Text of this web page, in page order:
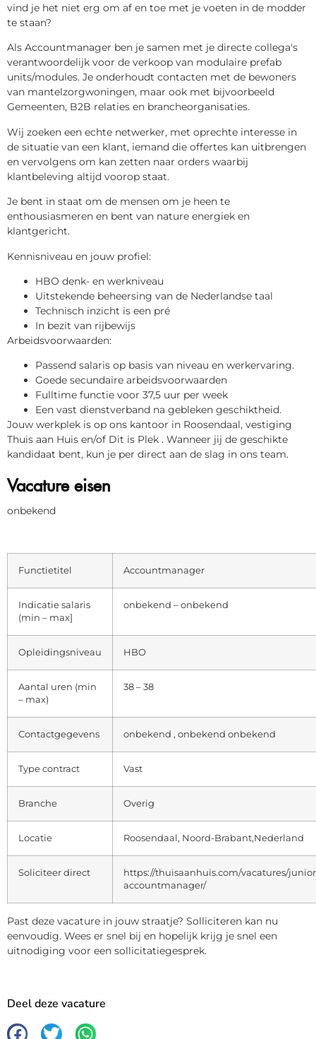
vind je het niet erg om af en toe met je voeten in de modder
te staan?
Als Accountmanager ben je samen met je directe collega's
verantwoordelijk voor de verkoop van modulaire prefab
units/modules. Je onderhoudt contacten met de bewoners
van mantelzorgwoningen, maar ook met bijvoorbeeld
Gemeenten, B2B relaties en brancheorganisaties.
Wij zoeken een echte netwerker, met oprechte interesse in
de situatie van een klant, iemand die offertes kan uitbrengen
en vervolgens om kan zetten naar orders waarbij
klantbeleving altijd voorop staat.
Je bent in staat om de mensen om je heen te
enthousiasmeren en bent van nature energiek en
klantgericht.
Kennisniveau en jouw profiel:
HBO denk- en werkniveau
Uitstekende beheersing van de Nederlandse taal
Technisch inzicht is een pré
In bezit van rijbewijs
Arbeidsvoorwaarden:
Passend salaris op basis van niveau en werkervaring.
Goede secundaire arbeidsvoorwaarden
Fulltime functie voor 37,5 uur per week
Een vast dienstverband na gebleken geschiktheid.
Jouw werkplek is op ons kantoor in Roosendaal, vestiging
Thuis aan Huis en/of Dit is Plek . Wanneer jij de geschikte
kandidaat bent, kun je per direct aan de slag in ons team.
Vacature eisen
onbekend
Functietitel Accountmanager
Indicatie salaris
(min – max]
onbekend – onbekend
Opleidingsniveau HBO
Aantal uren (min
– max)
38 – 38
Contactgegevens onbekend , onbekend onbekend
Type contract Vast
Branche Overig
Locatie Roosendaal, Noord-Brabant,Nederland
Soliciteer direct
https://thuisaanhuis.com/vacatures/
accountmanager/
Past deze vacature in jouw straatje? Solliciteren kan nu
eenvoudig. Wees er snel bij en hopelijk krijg je snel een
uitnodiging voor een sollicitatiegesprek.
Deel deze vacature